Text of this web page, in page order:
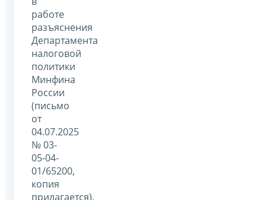
работе
разъяснения
Департамента
налоговой
политики
Минфина
России
(письмо
от
04.07.2025
№ 03-
05-04-
01/65200,
копия
прилагается),